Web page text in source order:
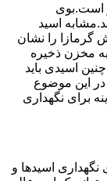
است.بوی
اسید
گرمازا را نشان
مخزن ذخیره
اسیدی باید
در این موضوع
برای نگهداری
اسیدها و